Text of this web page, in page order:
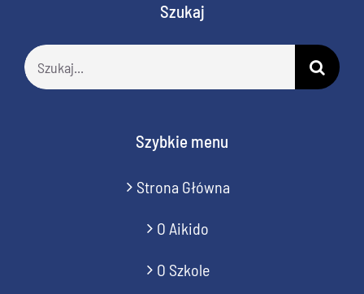
Szukaj
Szukaj
Szybkie menu
Strona Główna
O Aikido
O Szkole